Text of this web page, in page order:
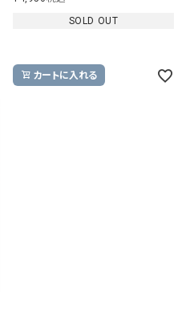
SOLD OUT
カートに入れる